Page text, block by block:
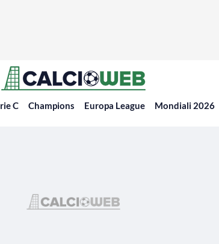
C Champions Europa League Mondiali 2026